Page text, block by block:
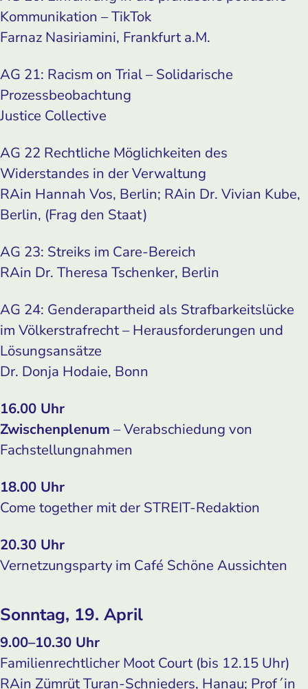
Kommunikation – TikTok
Farnaz Nasiriamini, Frankfurt a.M.
AG 21: Racism on Trial – Solidarische
Prozessbeobachtung
Justice Collective
AG 22 Rechtliche Möglichkeiten des
Widerstandes in der Verwaltung
RAin Hannah Vos, Berlin; RAin Dr. Vivian Kube,
Berlin, (Frag den Staat)
AG 23: Streiks im Care-Bereich
RAin Dr. Theresa Tschenker, Berlin
AG 24: Genderapartheid als Strafbarkeitslücke
im Völkerstrafrecht – Herausforderungen und
Lösungsansätze
Dr. Donja Hodaie, Bonn
16.00 Uhr
Zwischenplenum – Verabschiedung von
Fachstellungnahmen
18.00 Uhr
Come together mit der STREIT-Redaktion
20.30 Uhr
Vernetzungsparty im Café Schöne Aussichten
Sonntag, 19. April
9.00–10.30 Uhr
Familienrechtlicher Moot Court (bis 12.15 Uhr)
RAin Zümrüt Turan-Schnieders, Hanau; Prof´in